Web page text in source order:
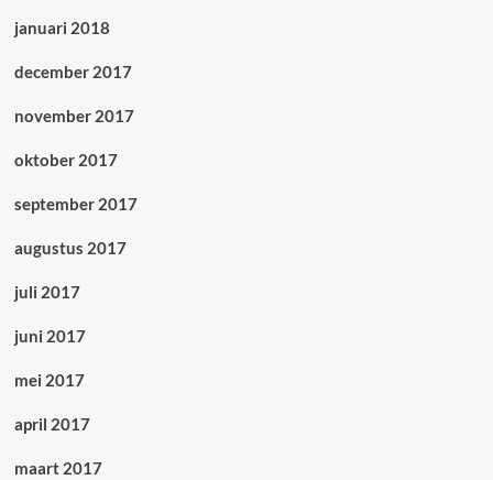
januari 2018
december 2017
november 2017
oktober 2017
september 2017
augustus 2017
juli 2017
juni 2017
mei 2017
april 2017
maart 2017